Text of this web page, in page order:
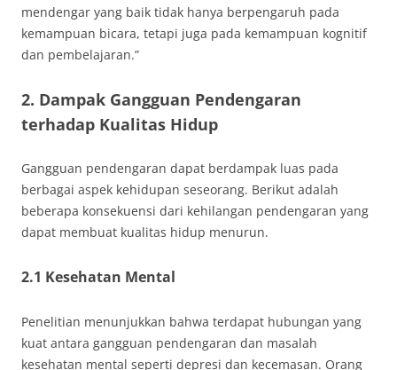
mendengar yang baik tidak hanya berpengaruh pada
kemampuan bicara, tetapi juga pada kemampuan kognitif
dan pembelajaran.”
2. Dampak Gangguan Pendengaran
terhadap Kualitas Hidup
Gangguan pendengaran dapat berdampak luas pada
berbagai aspek kehidupan seseorang. Berikut adalah
beberapa konsekuensi dari kehilangan pendengaran yang
dapat membuat kualitas hidup menurun.
2.1 Kesehatan Mental
Penelitian menunjukkan bahwa terdapat hubungan yang
kuat antara gangguan pendengaran dan masalah
kesehatan mental seperti depresi dan kecemasan. Orang